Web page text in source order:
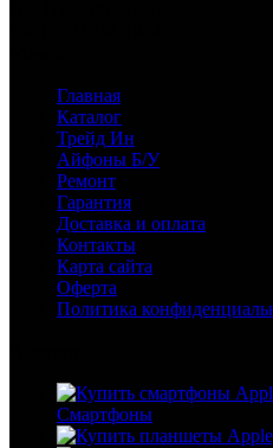
Главная
Каталог
Трейд Ин
Айфоны Б/У
Ремонт
Гарантия
Доставка и оплата
Контакты
Карта сайта
Оферта
Политика
Смартфоны